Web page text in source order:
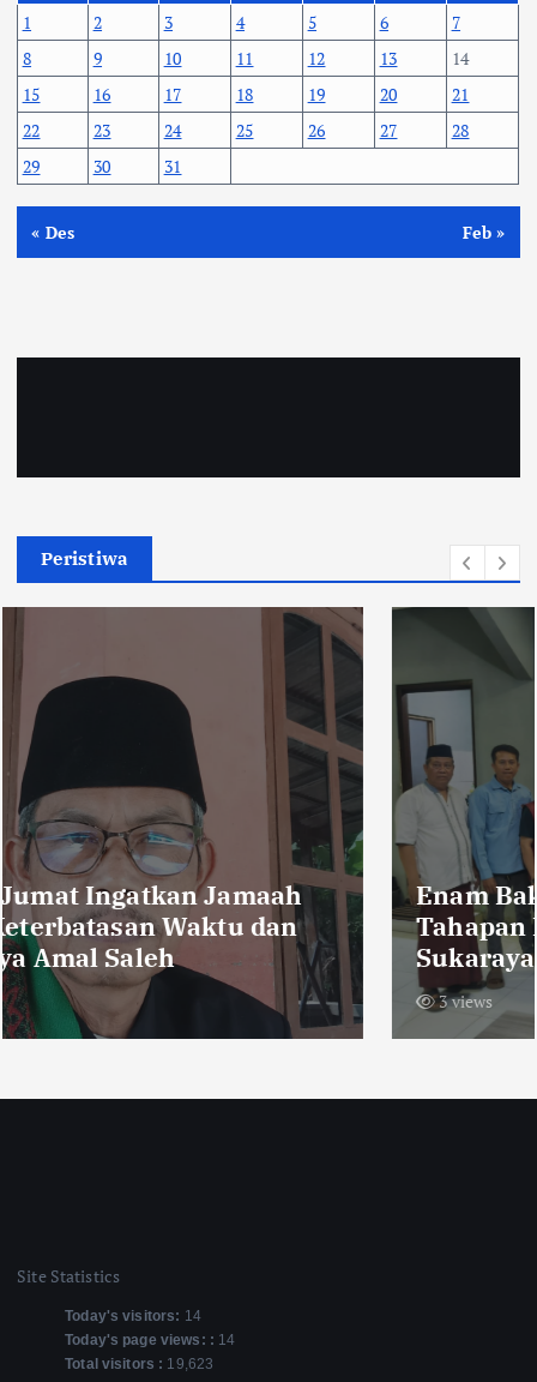
1
2 3 4 5 6
7
8
9 10 11 12 13
14
15
16 17 18 19 20
21
22
23 24 25 26 27
28
29
30 31
« Des Feb »
Peristiwa
Enam Bakal Calon Resmi Mendaftar,
Tahapan Pendaftaran Pilkades
Sukaraya Ditutup Lancar
3 views
Site Statistics
Today's visitors: 14
Today's page views: : 14
Total visitors : 19,623